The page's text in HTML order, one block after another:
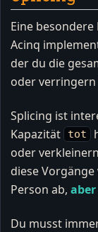
Eine
Acinq
der du die
oder verringern
Splicing ist
Kapazität
tot
oder
diese
Person ab,
Du musst